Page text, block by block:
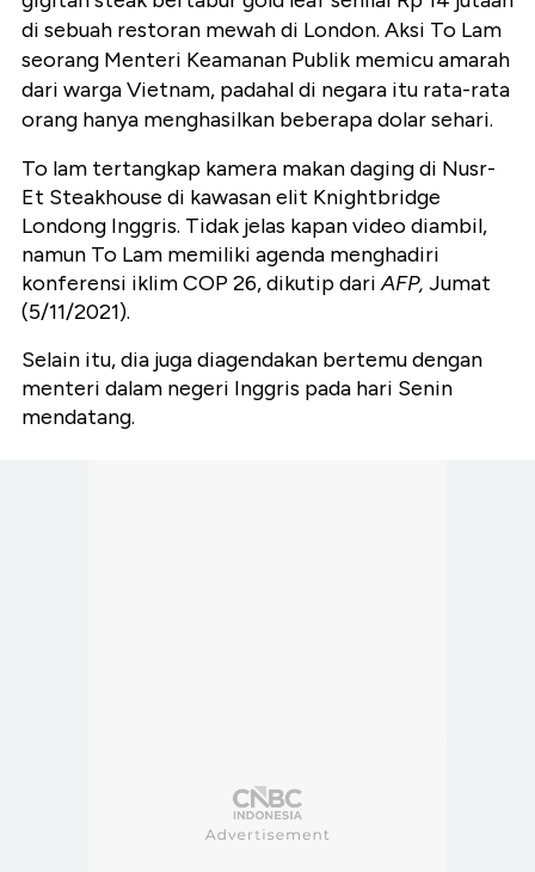
di sebuah restoran mewah di London. Aksi To Lam
seorang Menteri Keamanan Publik memicu amarah
dari warga Vietnam, padahal di negara itu rata-rata
orang hanya menghasilkan beberapa dolar sehari.
To lam tertangkap kamera makan daging di Nusr-
Et Steakhouse di kawasan elit Knightbridge
Londong Inggris. Tidak jelas kapan video diambil,
namun To Lam memiliki agenda menghadiri
konferensi iklim COP 26, dikutip dariAFP, Jumat
(5/11/2021).
Selain itu, dia juga diagendakan bertemu dengan
menteri dalam negeri Inggris pada hari Senin
mendatang.